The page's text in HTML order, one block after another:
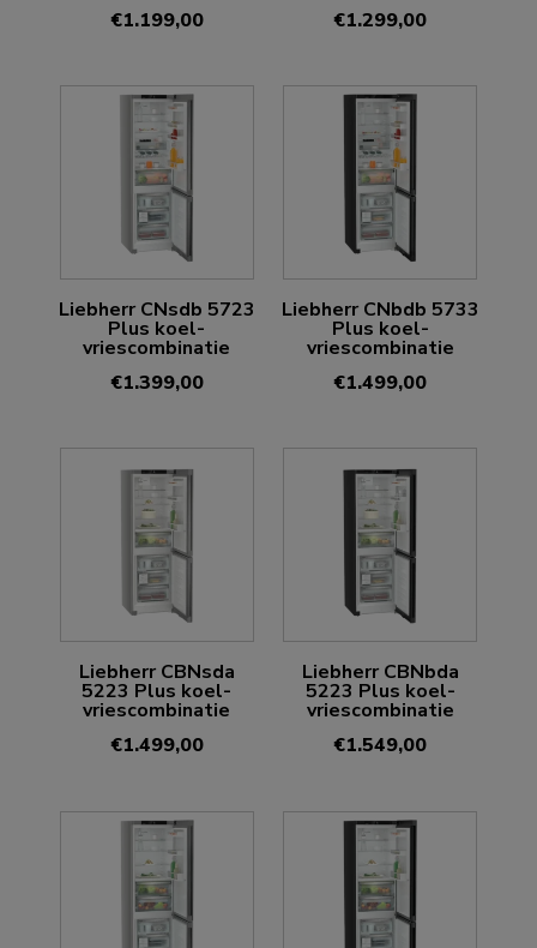
€1.199,00
€1.299,00
Liebherr CNsdb 5723
Plus koel-
vriescombinatie
€1.399,00
Liebherr CNbdb 5733
Plus koel-
vriescombinatie
€1.499,00
Liebherr CBNsda
5223 Plus koel-
vriescombinatie
€1.499,00
Liebherr CBNbda
5223 Plus koel-
vriescombinatie
€1.549,00